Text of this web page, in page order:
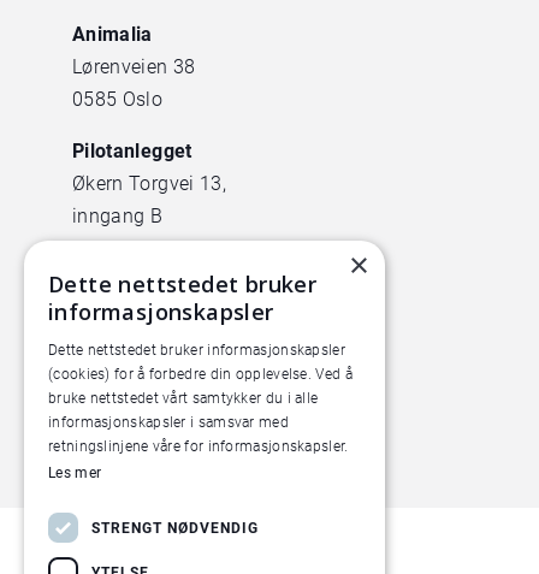
Animalia
Lørenveien 38
0585 Oslo
Pilotanlegget
Økern Torgvei 13,
inngang B
×
Dette nettstedet bruker
informasjonskapsler
Dette nettstedet bruker informasjonskapsler
(cookies) for å forbedre din opplevelse. Ved å
bruke nettstedet vårt samtykker du i alle
informasjonskapsler i samsvar med
retningslinjene våre for informasjonskapsler.
Les mer
STRENGT NØDVENDIG